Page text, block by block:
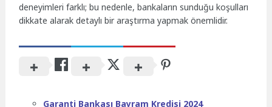
deneyimleri farklı; bu nedenle, bankaların sunduğu koşulları
dikkate alarak detaylı bir araştırma yapmak önemlidir.
Garanti Bankası Bayram Kredisi 2024